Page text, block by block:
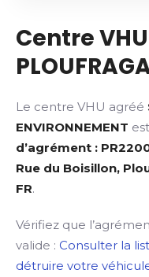
Centre
Le centre VHU agréé
ENVIRONNEMENT
d’agrément :
Rue du Boisillon,
FR.
Vérifiez que
valide : Consulter la
détruire votre